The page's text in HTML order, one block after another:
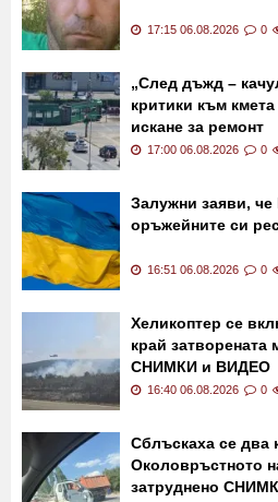
17:15 06.08.2026 0
„След дъжд –
критики към
искане за ремонт
17:00 06.08.2026 0
Залужни заяви, че
оръжейните си
16:51 06.08.2026 0
Хеликоптер се
край затворената
СНИМКИ и ВИДЕО
16:40 06.08.2026 0
Сблъскаха се два
Околовръстното
затруднено